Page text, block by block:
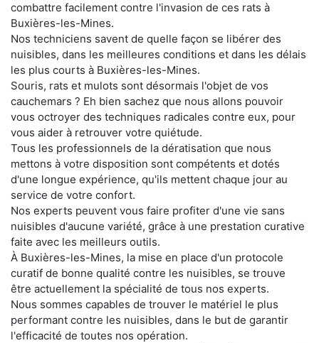
combattre facilement contre l'invasion de ces rats à
Buxières-les-Mines.
Nos techniciens savent de quelle façon se libérer des
nuisibles, dans les meilleures conditions et dans les délais
les plus courts à Buxières-les-Mines.
Souris, rats et mulots sont désormais l'objet de vos
cauchemars ? Eh bien sachez que nous allons pouvoir
vous octroyer des techniques radicales contre eux, pour
vous aider à retrouver votre quiétude.
Tous les professionnels de la dératisation que nous
mettons à votre disposition sont compétents et dotés
d'une longue expérience, qu'ils mettent chaque jour au
service de votre confort.
Nos experts peuvent vous faire profiter d'une vie sans
nuisibles d'aucune variété, grâce à une prestation curative
faite avec les meilleurs outils.
À Buxières-les-Mines, la mise en place d'un protocole
curatif de bonne qualité contre les nuisibles, se trouve
être actuellement la spécialité de tous nos experts.
Nous sommes capables de trouver le matériel le plus
performant contre les nuisibles, dans le but de garantir
l'efficacité de toutes nos opération.